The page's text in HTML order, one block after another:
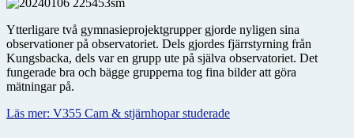
Ytterligare två gymnasieprojektgrupper gjorde nyligen sina
observationer på observatoriet. Dels gjordes fjärrstyrning från
Kungsbacka, dels var en grupp ute på själva observatoriet. Det
fungerade bra och bägge grupperna tog fina bilder att göra
mätningar på.
Läs mer: V355 Cam & stjärnhopar studerade